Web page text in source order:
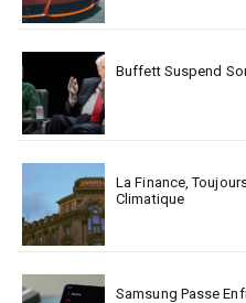
Buffett Suspend
La Finance,
Climatique
Samsung Passe